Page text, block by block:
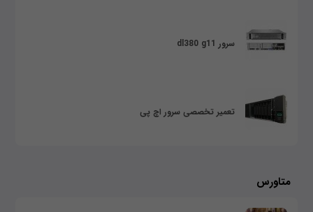
سرور dl380 g11
تعمیر تخصصی سرور اچ پی
متاورس